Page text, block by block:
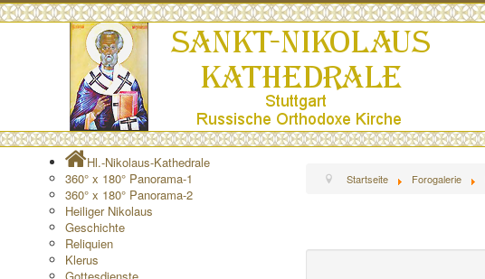
Hl.-Nikolaus-Kathedrale
360° x 180° Panorama-1
360° x 180° Panorama-2
Heiliger Nikolaus
Geschichte
Reliquien
Klerus
Startseite Forogalerie